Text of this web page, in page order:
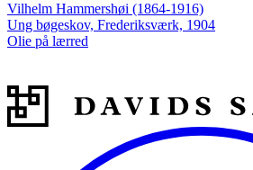
Vilhelm Hammershøi (1864-1916)
Ung bøgeskov, Frederiksværk, 1904
Olie på lærred